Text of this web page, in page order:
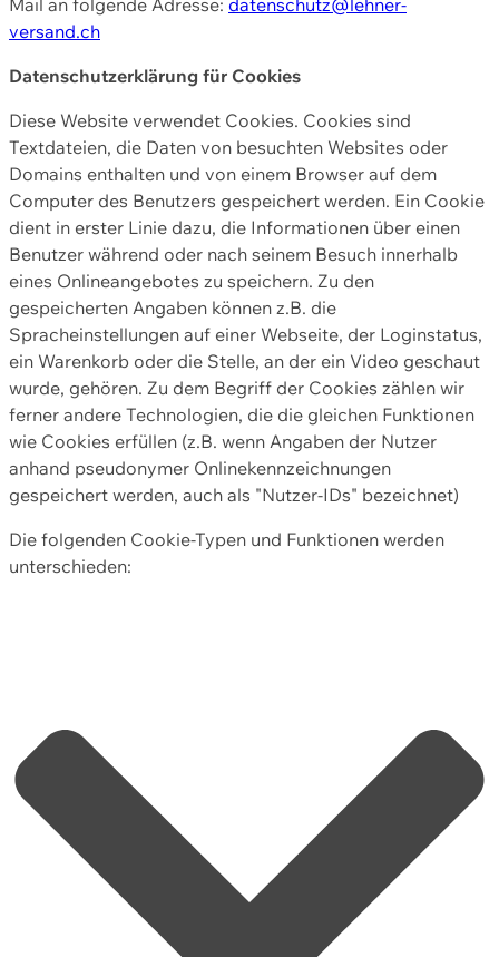
versand.ch
Datenschutzerklärung für Cookies
Diese Website verwendet Cookies. Cookies sind
Textdateien, die Daten von besuchten Websites oder
Domains enthalten und von einem Browser auf dem
Computer des Benutzers gespeichert werden. Ein Cookie
dient in erster Linie dazu, die Informationen über einen
Benutzer während oder nach seinem Besuch innerhalb
eines Onlineangebotes zu speichern. Zu den
gespeicherten Angaben können z.B. die
Spracheinstellungen auf einer Webseite, der Loginstatus,
ein Warenkorb oder die Stelle, an der ein Video geschaut
wurde, gehören. Zu dem Begriff der Cookies zählen wir
ferner andere Technologien, die die gleichen Funktionen
wie Cookies erfüllen (z.B. wenn Angaben der Nutzer
anhand pseudonymer Onlinekennzeichnungen
gespeichert werden, auch als "Nutzer-IDs" bezeichnet)
Die folgenden Cookie-Typen und Funktionen werden
unterschieden: